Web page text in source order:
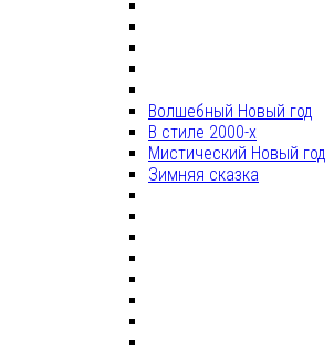
Волшебный Новый год
В стиле 2000-х
Мистический Новый год
Зимняя сказка